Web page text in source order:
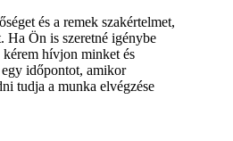
és a remek szakértelmet,
Ha Ön is szeretné igénybe
hívjon minket és
időpontot, amikor
tudja a munka elvégzése